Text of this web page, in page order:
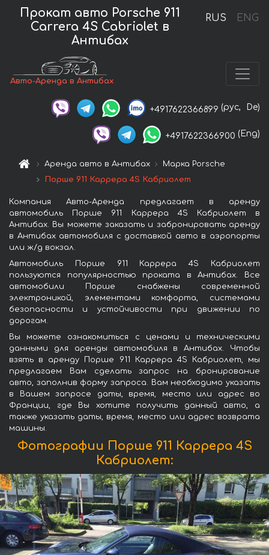
RUS ENG
Прокат авто Porsche 911
Carrera 4S Cabriolet в
Антибах
Авто-Аренда в Антибах
+4917622366899 (рус, De)
+4917622366900 (Eng)
Аренда авто в Антибах
Марка Porsche
Порше 911 Каррера 4S Кабриолет
Компания Авто-Аренда предлагает в аренду
автомобиль Порше 911 Каррера 4S Кабриолет в
Антибах. Вы можете заказать и забронировать аренду
в Антибах автомобиля с доставкой авто в аэропорты
или ж/д вокзал.
Автомобиль Порше 911 Каррера 4S Кабриолет
пользуются популярностью проката в Антибах. Все
автомобили Порше снабжены современной
электроникой, элементами комфорта, системами
безопасности и устойчивости при движении по
дорогам.
Вы можете ознакомиться с ценами и техническими
данными для аренды автомобиля в Антибах. Чтобы
взять в аренду Порше 911 Каррера 4S Кабриолет, мы
предлагаем Вам сделать запрос на бронирование
авто, заполнив форму запроса. Вам необходимо указать
в Вашем запросе даты, время, место или адрес во
Франции, где Вы хотите получить данный авто, а
также указать даты, время, место или адрес возврата
машины.
Фотографии Порше 911 Каррера 4S
Кабриолет: